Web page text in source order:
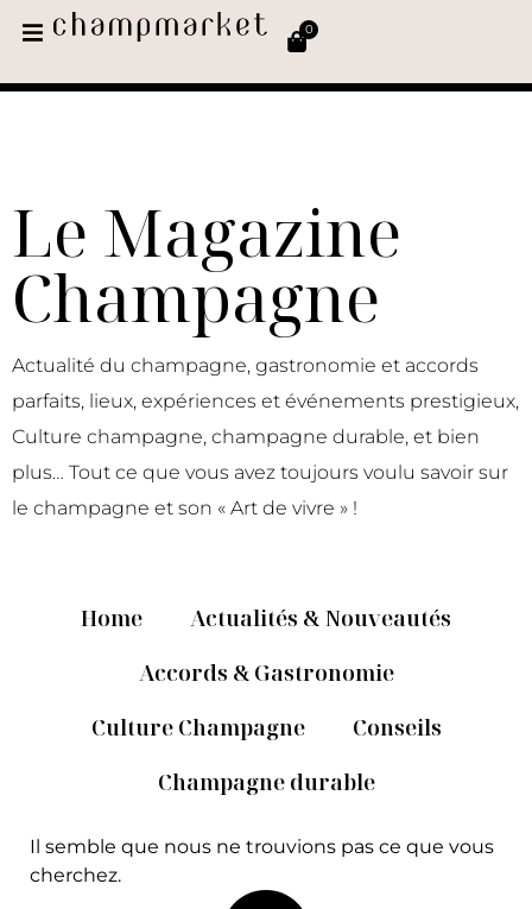
0
Le Magazine
Champagne
Actualité du champagne, gastronomie et accords
parfaits, lieux, expériences et événements prestigieux,
Culture champagne, champagne durable, et bien
plus… Tout ce que vous avez toujours voulu savoir sur
le champagne et son « Art de vivre » !
Home
Actualités & Nouveautés
Accords & Gastronomie
Culture Champagne
Conseils
Champagne durable
Il semble que nous ne trouvions pas ce que vous
cherchez.